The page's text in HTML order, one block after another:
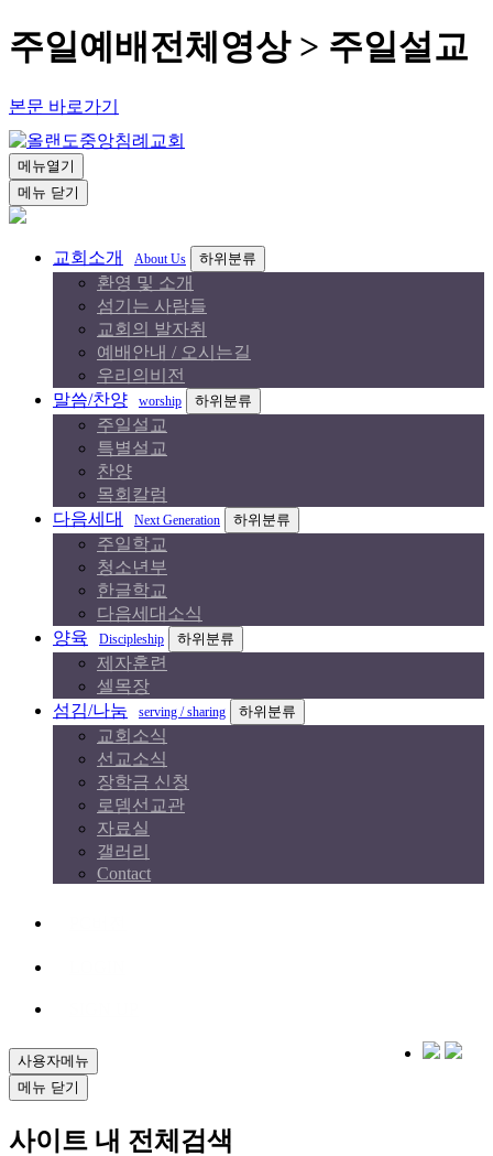
주일예배전체영상 > 주일설교
본문 바로가기
메뉴열기
메뉴 닫기
교회소개 About Us 하위분류
환영 및 소개
섬기는 사람들
교회의 발자취
예배안내 / 오시는길
우리의비전
말씀/찬양
worship 하위분류
주일설교
특별설교
찬양
목회칼럼
다음세대
Next Generation 하위분류
주일학교
청소년부
한글학교
다음세대소식
양육
Discipleship 하위분류
제자훈련
셀목장
섬김/나눔
serving / sharing 하위분류
교회소식
선교소식
장학금 신청
로뎀선교관
자료실
갤러리
Contact
사용자메뉴
메뉴 닫기
사이트 내 전체검색